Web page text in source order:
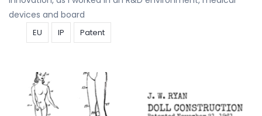
devices and board
EU IP Patent